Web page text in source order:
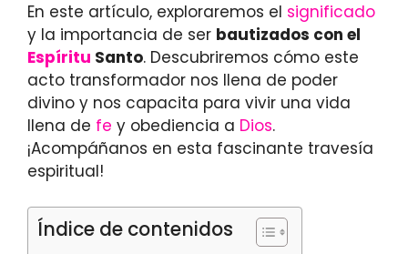
En este artículo, exploraremos el significado
y la importancia de ser bautizados con el
Espíritu Santo. Descubriremos cómo este
acto transformador nos llena de poder
divino y nos capacita para vivir una vida
llena de fe y obediencia a Dios.
¡Acompáñanos en esta fascinante travesía
espiritual!
Índice de contenidos